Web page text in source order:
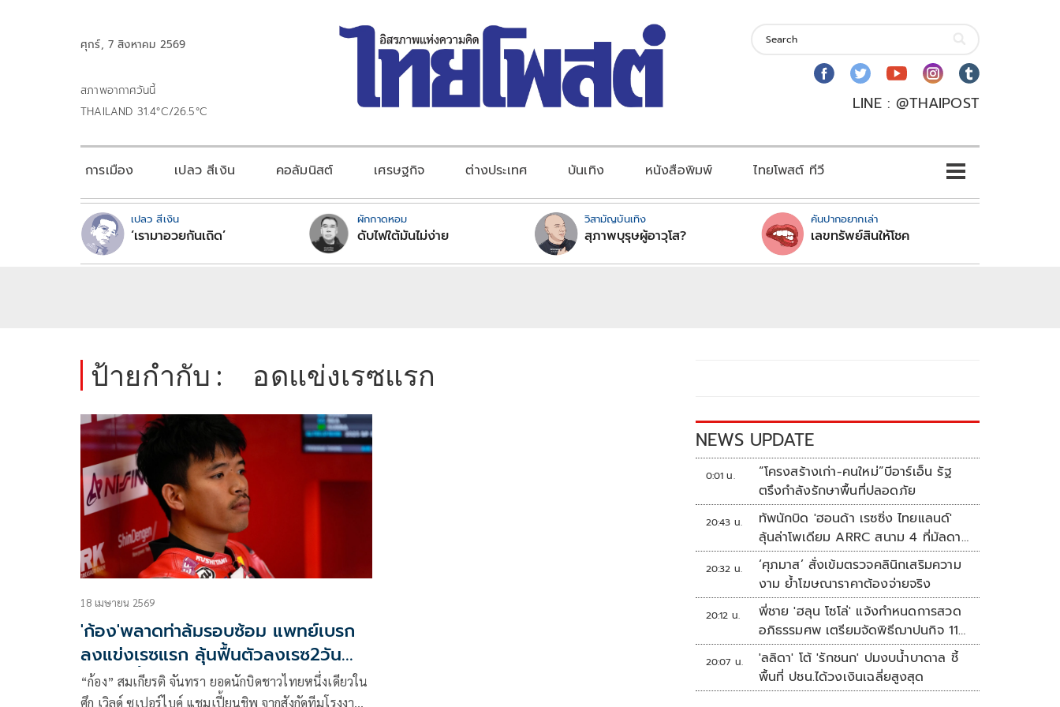
ศุกร์, 7 สิงหาคม 2569
สภาพอากาศวันนี้
THAILAND 31.4°C/26.5°C
LINE : @THAIPOST
การเมือง เปลว สีเงิน คอลัมนิสต์ เศรษฐกิจ ต่างประเทศ บันเทิง หนังสือพิมพ์ ไทยโพสต์ ทีวี
เปลว สีเงิน
‘เรามาอวยกันเถิด’
ผักกาดหอม
ดับไฟใต้มันไม่ง่าย
วิสามัญบันเทิง
สุภาพบุรุษผู้อาวุโส?
คันปากอยากเล่า
เลขทรัพย์สินให้โชค
ป้ายกำกับ : อดแข่งเรซแรก
18 เมษายน 2569
'ก้อง'พลาดท่าล้มรอบซ้อม แพทย์เบรก
ลงแข่งเรซแรก ลุ้นฟื้นตัวลงเรซ2วัน
อาทิตย์นี้
“ก้อง” สมเกียรติ จันทรา ยอดนักบิดชาวไทยหนึ่งเดียวใน
ศึก เวิลด์ ซูเปอร์ไบค์ แชมเปี้ยนชิพ จากสังกัดทีมโรงงาน
NEWS UPDATE
0:01 น.
“โครงสร้างเก่า-คนใหม่”บีอาร์เอ็น รัฐ
ตรึงกำลังรักษาพื้นที่ปลอดภัย
20:43 น.
ทัพนักบิด 'ฮอนด้า เรซซิ่ง ไทยแลนด์'
ลุ้นล่าโพเดียม ARRC สนาม 4 ที่มัลดาลิ
กา
20:32 น.
‘ศุภมาส’ สั่งเข้มตรวจคลินิกเสริมความ
งาม ย้ำโฆษณาราคาต้องจ่ายจริง
20:12 น.
พี่ชาย 'ฮลุน โซโล่' แจ้งกำหนดการสวด
อภิธรรมศพ เตรียมจัดพิธีฌาปนกิจ 11
ส.ค.
20:07 น.
'ลลิดา' โต้ 'รักชนก' ปมงบน้ำบาดาล ชี้
พื้นที่ ปชน.ได้วงเงินเฉลี่ยสูงสุด